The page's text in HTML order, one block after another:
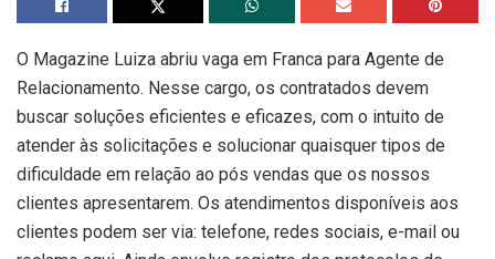
O Magazine Luiza abriu vaga em Franca para Agente de
Relacionamento. Nesse cargo, os contratados devem
buscar soluções eficientes e eficazes, com o intuito de
atender às solicitações e solucionar quaisquer tipos de
dificuldade em relação ao pós vendas que os nossos
clientes apresentarem. Os atendimentos disponíveis aos
clientes podem ser via: telefone, redes sociais, e-mail ou